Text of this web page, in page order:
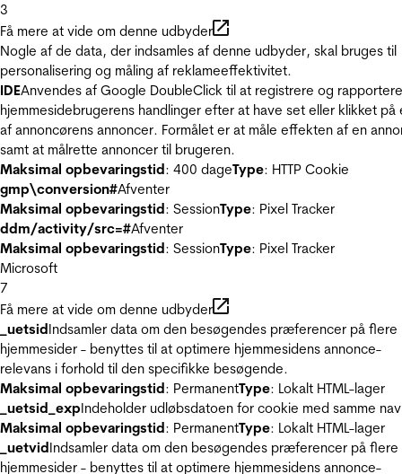
3
Få mere at vide om denne udbyder
Nogle af de data, der indsamles af denne udbyder, skal bruges til
personalisering og måling af reklameeffektivitet.
IDEAnvendes af Google DoubleClick til at registrere og
hjemmesidebrugerens handlinger efter at have set eller klikket på
af annoncørens annoncer. Formålet er at måle effekten af en
samt at målrette annoncer til brugeren.
Maksimal opbevaringstid: 400 dageType: HTTP Cookie
gmp\conversion#Afventer
Maksimal opbevaringstid: SessionType: Pixel Tracker
ddm/activity/src=#Afventer
Maksimal opbevaringstid: SessionType: Pixel Tracker
Microsoft
7
Få mere at vide om denne udbyder
_uetsidIndsamler data om den besøgendes præferencer på flere
hjemmesider - benyttes til at optimere hjemmesidens annonce-
relevans i forhold til den specifikke besøgende.
Maksimal opbevaringstid: PermanentType: Lokalt HTML-lager
_uetsid_expIndeholder udløbsdatoen for cookie med samme
Maksimal opbevaringstid: PermanentType: Lokalt HTML-lager
_uetvidIndsamler data om den besøgendes præferencer på flere
hjemmesider - benyttes til at optimere hjemmesidens annonce-